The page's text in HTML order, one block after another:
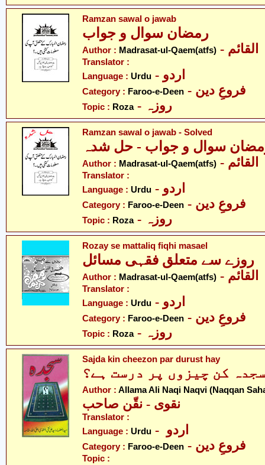
Ramzan sawal o jawab
رمضان سوال و جواب
Author : Madrasat-ul-Qaem(atfs)
Translator :
Language : Urdu - اردو
Category : Faroo-e-Deen - فروعِ دین
Topic : Roza - روزہ
Ramzan sawal o jawab - Solved
سوال و جواب - حل شدہ
Author : Madrasat-ul-Qaem(atfs)
Translator :
Language : Urdu - اردو
Category : Faroo-e-Deen - فروعِ دین
Topic : Roza - روزہ
Rozay se mattaliq fiqhi masael
روزے سے متعلق فقہی مسائل
Author : Madrasat-ul-Qaem(atfs)
Translator :
Language : Urdu - اردو
Category : Faroo-e-Deen - فروعِ دین
Topic : Roza - روزہ
Sajda kin cheezon par durust hay
سجدہ کن چیزوں پر درست ہے؟
Author : Allama Ali Naqi Naqvi (Naqqan
نقوی - نقّن صاحب
Translator :
Language : Urdu
Category : Faroo-e-Deen - فروعِ دین
Topic :